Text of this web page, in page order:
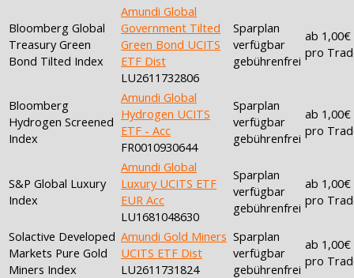
Bloomberg Global
Treasury Green
Bond Tilted Index
Amundi Global
Government Tilted
Green Bond UCITS
ETF Dist
LU2611732806
Sparplan
verfügbar
gebührenfrei
ab 1,00€
pro
Bloomberg
Hydrogen Screened
Index
Amundi Global
Hydrogen UCITS
ETF - Acc
FR0010930644
Sparplan
verfügbar
gebührenfrei
ab 1,00€
pro
S&P Global Luxury
Index
Amundi Global
Luxury UCITS ETF
EUR Acc
LU1681048630
Sparplan
verfügbar
gebührenfrei
ab 1,00€
pro
Solactive Developed
Markets Pure Gold
Miners Index
Amundi Gold Miners
UCITS ETF Dist
LU2611731824
Sparplan
verfügbar
gebührenfrei
ab 1,00€
pro